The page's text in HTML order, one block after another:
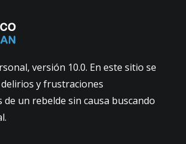
versión 10.0. En este sitio se
y frustraciones
de un rebelde sin causa buscando